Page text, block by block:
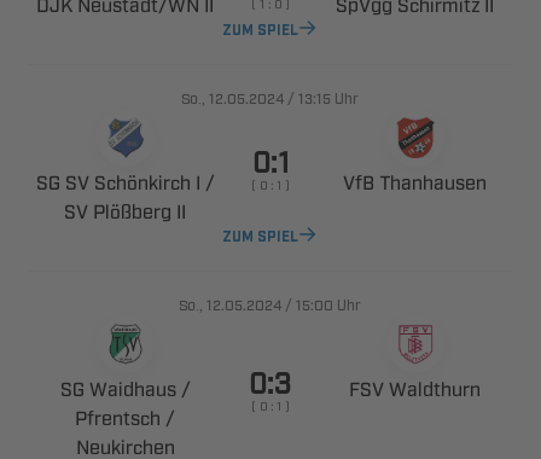
    
ZUM SPIEL
.,  / Uhr
    
  

      
ZUM SPIEL
.,  / Uhr
  
 


    
 